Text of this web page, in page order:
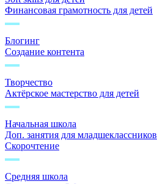
Финансовая грамотность для детей
Блогинг
Создание контента
Творчество
Актёрское мастерство для детей
Начальная школа
Доп. занятия для младшеклассников
Скорочтение
Средняя школа